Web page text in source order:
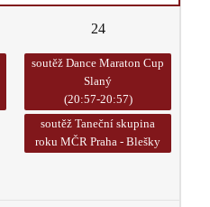
24
soutěž Dance Maraton Cup
Slaný
(20:57-20:57)
soutěž Taneční skupina
roku MČR Praha - Blešky